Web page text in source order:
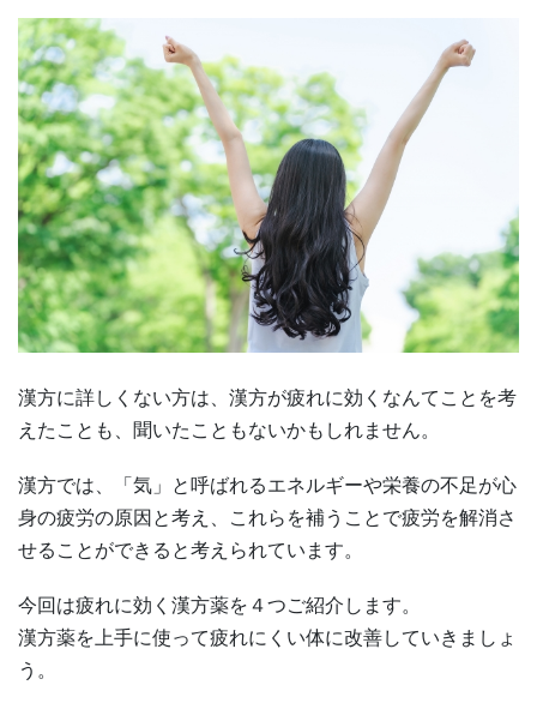
漢方に詳しくない方は、漢方が疲れに効くなんてことを考
えたことも、聞いたこともないかもしれません。
漢方では、「気」と呼ばれるエネルギーや栄養の不足が心
身の疲労の原因と考え、これらを補うことで疲労を解消さ
せることができると考えられています。
今回は疲れに効く漢方薬を４つご紹介します。
漢方薬を上手に使って疲れにくい体に改善していきましょ
う。